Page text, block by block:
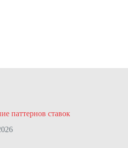
паттернов ставок